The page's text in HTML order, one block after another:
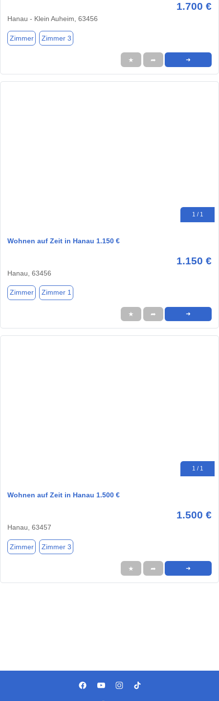
1.700 €
Hanau - Klein Auheim, 63456
Zimmer Zimmer 3
★ ➦ ➜
1 / 1
Wohnen auf Zeit in Hanau 1.150 €
1.150 €
Hanau, 63456
Zimmer Zimmer 1
★ ➦ ➜
1 / 1
Wohnen auf Zeit in Hanau 1.500 €
1.500 €
Hanau, 63457
Zimmer Zimmer 3
★ ➦ ➜